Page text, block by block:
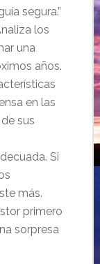
segura.”
los
una
años.
en las
sus
Si
más.
primero
sorpresa